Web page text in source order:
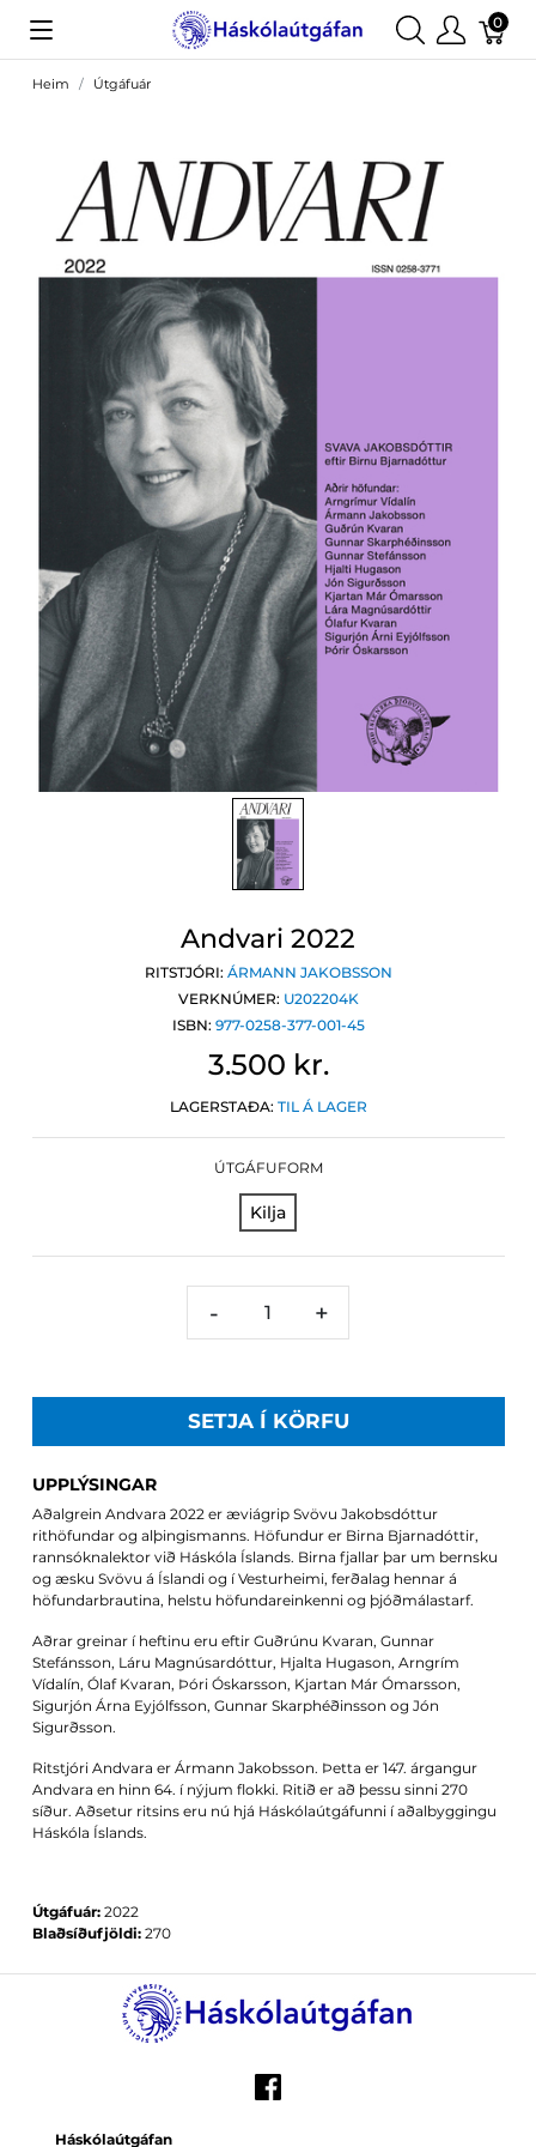
0
Heim Útgáfuár
Andvari 2022
RITSTJÓRI: ÁRMANN JAKOBSSON
VERKNÚMER: U202204K
ISBN: 977-0258-377-001-45
3.500 kr.
LAGERSTAÐA: TIL Á LAGER
ÚTGÁFUFORM
Kilja
- +
SETJA Í KÖRFU
UPPLÝSINGAR
Aðalgrein Andvara 2022 er æviágrip Svövu Jakobsdóttur
rithöfundar og alþingismanns. Höfundur er Birna Bjarnadóttir,
rannsóknalektor við Háskóla Íslands. Birna fjallar þar um bernsku
og æsku Svövu á Íslandi og í Vesturheimi, ferðalag hennar á
höfundarbrautina, helstu höfundareinkenni og þjóðmálastarf.
Aðrar greinar í heftinu eru eftir Guðrúnu Kvaran, Gunnar
Stefánsson, Láru Magnúsardóttur, Hjalta Hugason, Arngrím
Vídalín, Ólaf Kvaran, Þóri Óskarsson, Kjartan Már Ómarsson,
Sigurjón Árna Eyjólfsson, Gunnar Skarphéðinsson og Jón
Sigurðsson.
Ritstjóri Andvara er Ármann Jakobsson. Þetta er 147. árgangur
Andvara en hinn 64. í nýjum flokki. Ritið er að þessu sinni 270
síður. Aðsetur ritsins eru nú hjá Háskólaútgáfunni í aðalbyggingu
Háskóla Íslands.
Útgáfuár: 2022
Blaðsíðufjöldi: 270
Háskólaútgáfan